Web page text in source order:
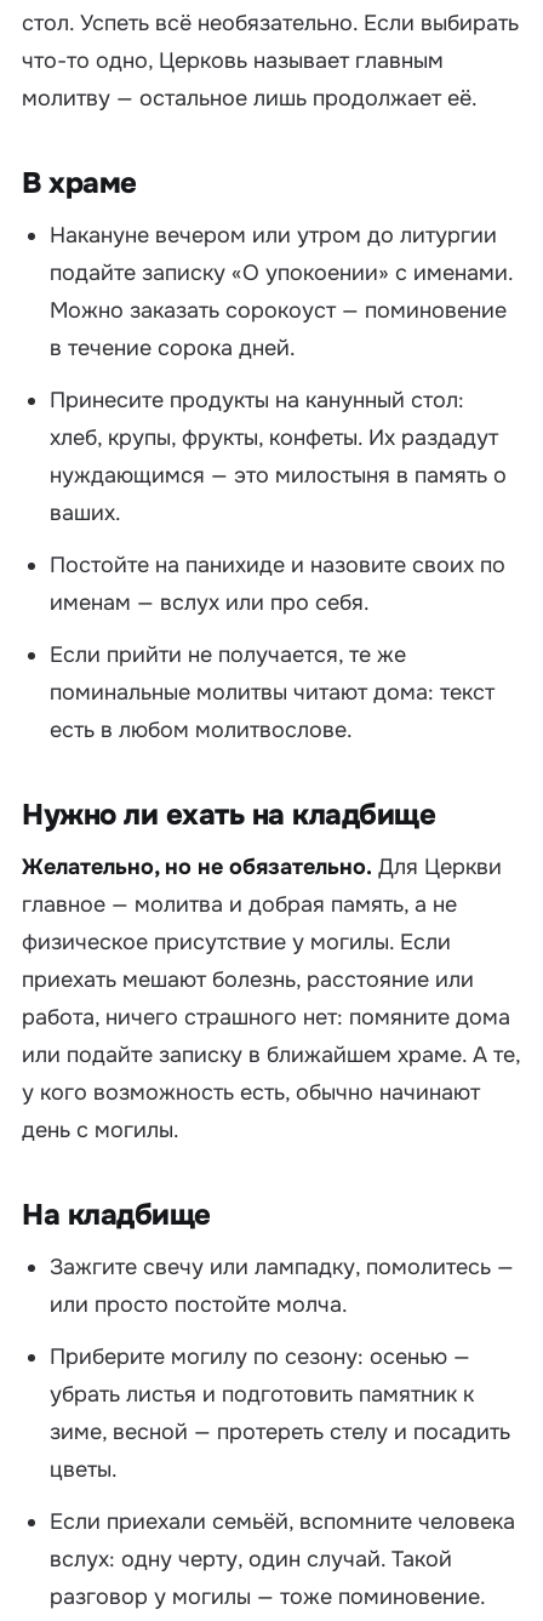
стол. Успеть всё необязательно. Если выбирать
что-то одно, Церковь называет главным
молитву — остальное лишь продолжает её.
В храме
Накануне вечером или утром до литургии
подайте записку «О упокоении» с именами.
Можно заказать сорокоуст — поминовение
в течение сорока дней.
Принесите продукты на канунный стол:
хлеб, крупы, фрукты, конфеты. Их раздадут
нуждающимся — это милостыня в память о
ваших.
Постойте на панихиде и назовите своих по
именам — вслух или про себя.
Если прийти не получается, те же
поминальные молитвы читают дома: текст
есть в любом молитвослове.
Нужно ли ехать на кладбище
Желательно, но не обязательно. Для Церкви
главное — молитва и добрая память, а не
физическое присутствие у могилы. Если
приехать мешают болезнь, расстояние или
работа, ничего страшного нет: помяните дома
или подайте записку в ближайшем храме. А те,
у кого возможность есть, обычно начинают
день с могилы.
На кладбище
Зажгите свечу или лампадку, помолитесь —
или просто постойте молча.
Приберите могилу по сезону: осенью —
убрать листья и подготовить памятник к
зиме, весной — протереть стелу и посадить
цветы.
Если приехали семьёй, вспомните человека
вслух: одну черту, один случай. Такой
разговор у могилы — тоже поминовение.